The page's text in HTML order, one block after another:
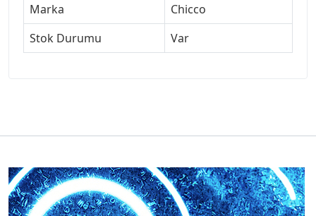
Marka
Chicco
Stok Durumu
Var